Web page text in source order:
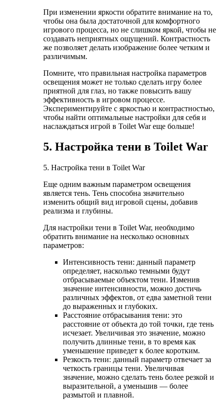
При изменении яркости обратите внимание на то,
чтобы она была достаточной для комфортного
игрового процесса, но не слишком яркой, чтобы не
создавать неприятных ощущений. Контрастность
же позволяет делать изображение более четким и
различимым.
Помните, что правильная настройка параметров
освещения может не только сделать игру более
приятной для глаз, но также повысить вашу
эффективность в игровом процессе.
Экспериментируйте с яркостью и контрастностью,
чтобы найти оптимальные настройки для себя и
наслаждаться игрой в Toilet War еще больше!
5. Настройка тени в Toilet War
5. Настройка тени в Toilet War
Еще одним важным параметром освещения
является тень. Тень способна значительно
изменить общий вид игровой сцены, добавив
реализма и глубины.
Для настройки тени в Toilet War, необходимо
обратить внимание на несколько основных
параметров:
Интенсивность тени: данный параметр
определяет, насколько темными будут
отбрасываемые объектом тени. Изменив
значение интенсивности, можно достичь
различных эффектов, от едва заметной тени
до выраженных и глубоких.
Расстояние отбрасывания тени: это
расстояние от объекта до той точки, где тень
исчезает. Увеличивая это значение, можно
получить длинные тени, в то время как
уменьшение приведет к более коротким.
Резкость тени: данный параметр отвечает за
четкость границы тени. Увеличивая
значение, можно сделать тень более резкой и
выразительной, а уменьшив — более
размытой и плавной.